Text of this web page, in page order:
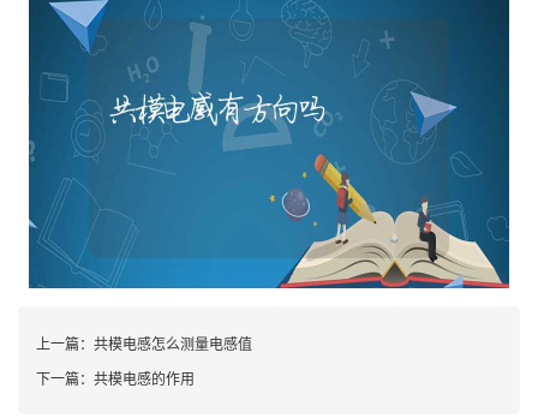
上一篇： 共模电感怎么测量电感值
下一篇： 共模电感的作用